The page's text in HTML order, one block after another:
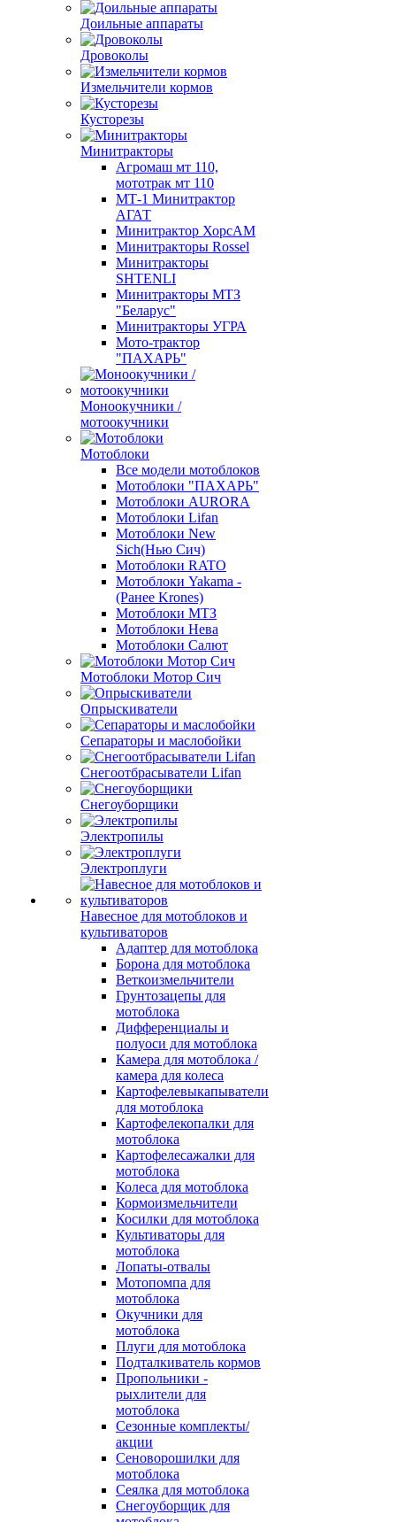
Доильные аппараты
Дровоколы
Измельчители кормов
Кусторезы
Минитракторы
Агромаш мт 110,
мототрак мт 110
МТ-1 Минитрактор
АГАТ
Минитрактор ХорсАМ
Минитракторы Rossel
Минитракторы
SHTENLI
Минитракторы МТЗ
"Беларус"
Минитракторы УГРА
Мото-трактор
"ПАХАРЬ"
Моноокучники /
мотоокучники
Мотоблоки
Все модели мотоблоков
Мотоблоки "ПАХАРЬ"
Мотоблоки AURORA
Мотоблоки Lifan
Мотоблоки New
Sich(Нью Сич)
Мотоблоки RATO
Мотоблоки Yakama -
(Ранее Krones)
Мотоблоки МТЗ
Мотоблоки Нева
Мотоблоки Салют
Мотоблоки Мотор Сич
Опрыскиватели
Сепараторы и маслобойки
Снегоотбрасыватели Lifan
Снегоуборщики
Электропилы
Электроплуги
Навесное для мотоблоков и
культиваторов
Адаптер для мотоблока
Борона для мотоблока
Веткоизмельчители
Грунтозацепы для
мотоблока
Дифференциалы и
полуоси для мотоблока
Камера для мотоблока /
камера для колеса
Картофелевыкапыватели
для мотоблока
Картофелекопалки для
мотоблока
Картофелесажалки для
мотоблока
Колеса для мотоблока
Кормоизмельчители
Косилки для мотоблока
Культиваторы для
мотоблока
Лопаты-отвалы
Мотопомпа для
мотоблока
Окучники для
мотоблока
Плуги для мотоблока
Подталкиватель кормов
Пропольники -
рыхлители для
мотоблока
Сезонные комплекты/
акции
Сеноворошилки для
мотоблока
Сеялка для мотоблока
Снегоуборщик для